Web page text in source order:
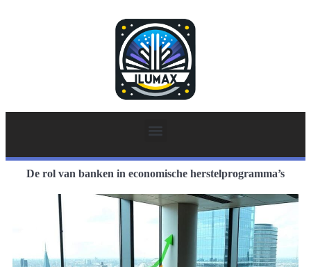
De rol van banken in economische herstelprogramma’s